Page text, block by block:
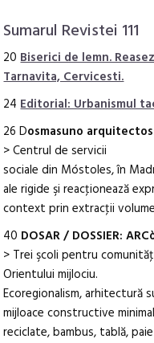
Sumarul Revistei 111
20Biserici de lemn.
Tarnavita, Cervicesti.
24Editorial: Urbanismul
26 Dosmasuno
> Centrul de servicii
sociale din Móstoles, în
ale rigide şi reacţionează
context prin extracţii
40 DOSAR / DOSSIER:
> Trei şcoli pentru
Orientului mijlociu.
Ecoregionalism, arhitectură
mijloace constructive
reciclate, bambus, tablă,